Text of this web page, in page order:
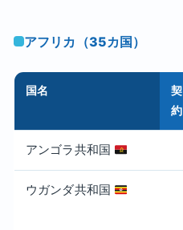
アフリカ（35カ国）
国名
契
約
アンゴラ共和国
ウガンダ共和国